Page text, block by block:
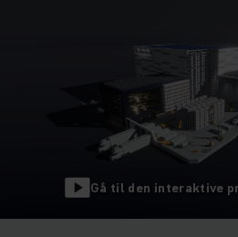
Gå til den interaktive